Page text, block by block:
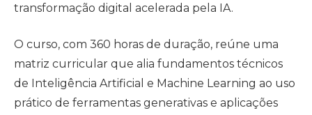
transformação digital acelerada pela IA.
O curso, com 360 horas de duração, reúne uma
matriz curricular que alia fundamentos técnicos
de Inteligência Artificial e Machine Learning ao uso
prático de ferramentas generativas e aplicações